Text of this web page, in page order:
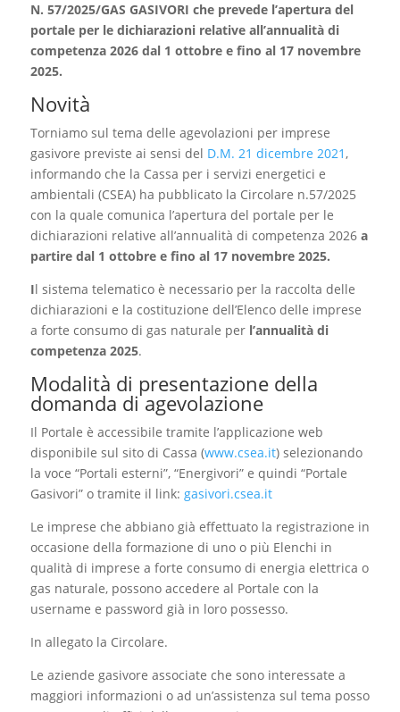
N. 57/2025/GAS GASIVORI che prevede l’apertura del
portale per le dichiarazioni relative all’annualità di
competenza 2026 dal 1 ottobre e fino al 17 novembre
2025.
Novità
Torniamo sul tema delle agevolazioni per imprese
gasivore previste ai sensi del D.M. 21 dicembre 2021,
informando che la Cassa per i servizi energetici e
ambientali (CSEA) ha pubblicato la Circolare n.57/2025
con la quale comunica l’apertura del portale per le
dichiarazioni relative all’annualità di competenza 2026 a
partire dal 1 ottobre e fino al 17 novembre 2025.
Il sistema telematico è necessario per la raccolta delle
dichiarazioni e la costituzione dell’Elenco delle imprese
a forte consumo di gas naturale per l’annualità di
competenza 2025.
Modalità di presentazione della
domanda di agevolazione
Il Portale è accessibile tramite l’applicazione web
disponibile sul sito di Cassa (www.csea.it) selezionando
la voce “Portali esterni”, “Energivori” e quindi “Portale
Gasivori” o tramite il link: gasivori.csea.it
Le imprese che abbiano già effettuato la registrazione in
occasione della formazione di uno o più Elenchi in
qualità di imprese a forte consumo di energia elettrica o
gas naturale, possono accedere al Portale con la
username e password già in loro possesso.
In allegato la Circolare.
Le aziende gasivore associate che sono interessate a
maggiori informazioni o ad un’assistenza sul tema posso